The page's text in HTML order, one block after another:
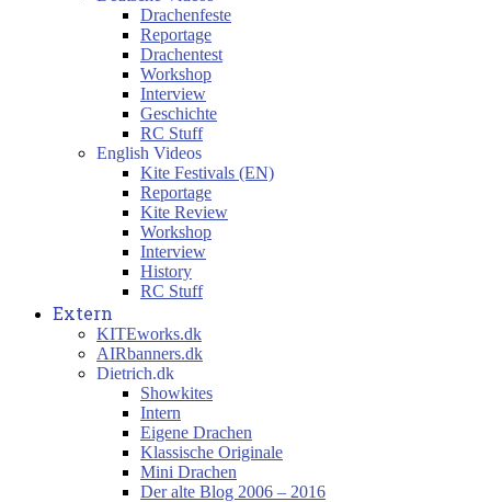
Drachenfeste
Reportage
Drachentest
Workshop
Interview
Geschichte
RC Stuff
English Videos
Kite Festivals (EN)
Reportage
Kite Review
Workshop
Interview
History
RC Stuff
Extern
KITEworks.dk
AIRbanners.dk
Dietrich.dk
Showkites
Intern
Eigene Drachen
Klassische Originale
Mini Drachen
Der alte Blog 2006 – 2016